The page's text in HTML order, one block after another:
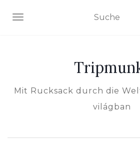
NAVIGATION EIN-/AUSSCHALTEN
Mit Rucksack durch die
világban